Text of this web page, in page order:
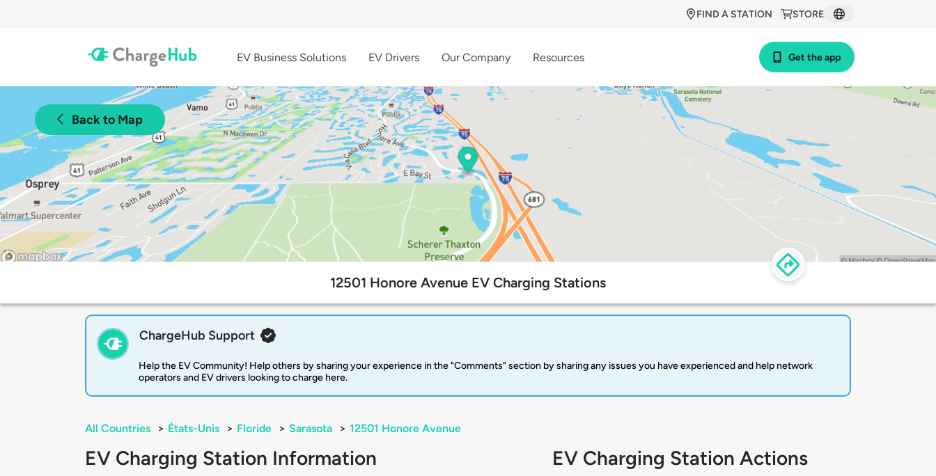
STORE
FIND A STATION
EV Business Solutions EV Drivers Our Company Resources Get the app
Back to Map
12501 Honore Avenue EV Charging Stations
ChargeHub Support
Help the EV Community! Help others by sharing your experience in the "Comments" section by sharing any issues you have experienced and help network
operators and EV drivers looking to charge here.
All Countries > États-Unis > Floride > Sarasota > 12501 Honore Avenue
EV Charging Station Information EV Charging Station Actions